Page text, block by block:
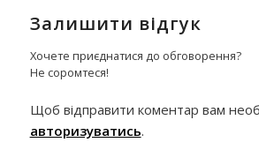
Залишити відгук
Хочете приєднатися до обговорення?
Не соромтеся!
Щоб відправити коментар вам
авторизуватись.